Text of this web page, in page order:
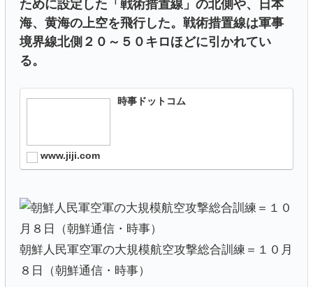
ために設定した「戦術措置線」の北側や、日本
海、黄海の上空を飛行した。戦術措置線は軍事
境界線北側２０～５０キロほどに引かれてい
る。
時事ドットコム
www.jiji.com
朝鮮人民軍空軍の大規模航空攻撃総合訓練＝１０月
８日（朝鮮通信・時事）